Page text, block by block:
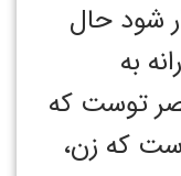
شود حال
به
توست که
که زن،